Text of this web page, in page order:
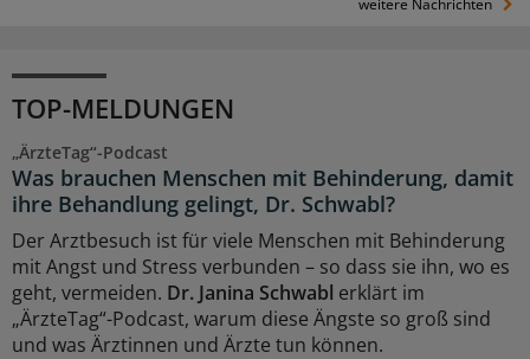
TOP-MELDUNGEN
„ÄrzteTag“-Podcast
Was brauchen Menschen mit Behinderung, damit
ihre Behandlung gelingt, Dr. Schwabl?
Der Arztbesuch ist für viele Menschen mit Behinderung
mit Angst und Stress verbunden – so dass sie ihn, wo es
geht, vermeiden. Dr. Janina Schwabl erklärt im
„ÄrzteTag“-Podcast, warum diese Ängste so groß sind
und was Ärztinnen und Ärzte tun können.